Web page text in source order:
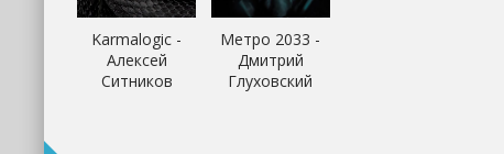
Karmalogic -
Алексей
Ситников
Метро 2033 -
Дмитрий
Глуховский